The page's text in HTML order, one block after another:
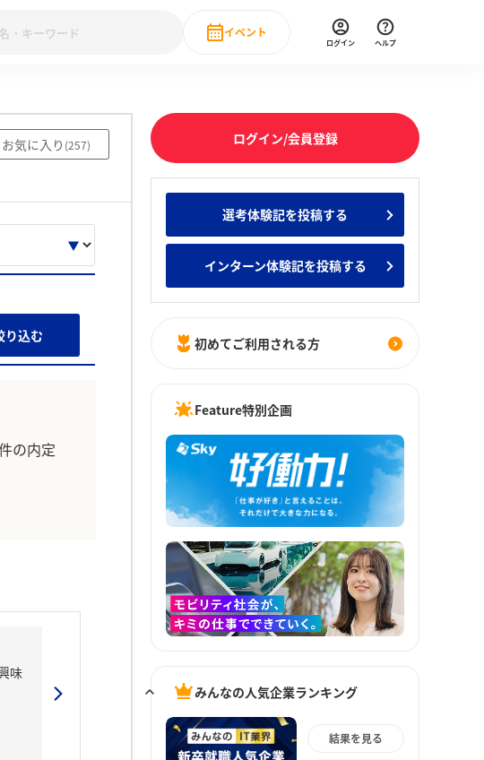
みんなの新卒就職人気企業ランキング みんなのインターン人気企業ランキ
28卒 IT・DX現場社員インタビュー
イベント
直近のイベント一覧
ログイン ヘルプ
お気に入り (257)
り込む
の内定
味
ログイン/会員登録
選考体験記を投稿する
インターン体験記を投稿する
初めてご利用される方
Feature特別企画
みんなの人気企業ランキング
結果を見る